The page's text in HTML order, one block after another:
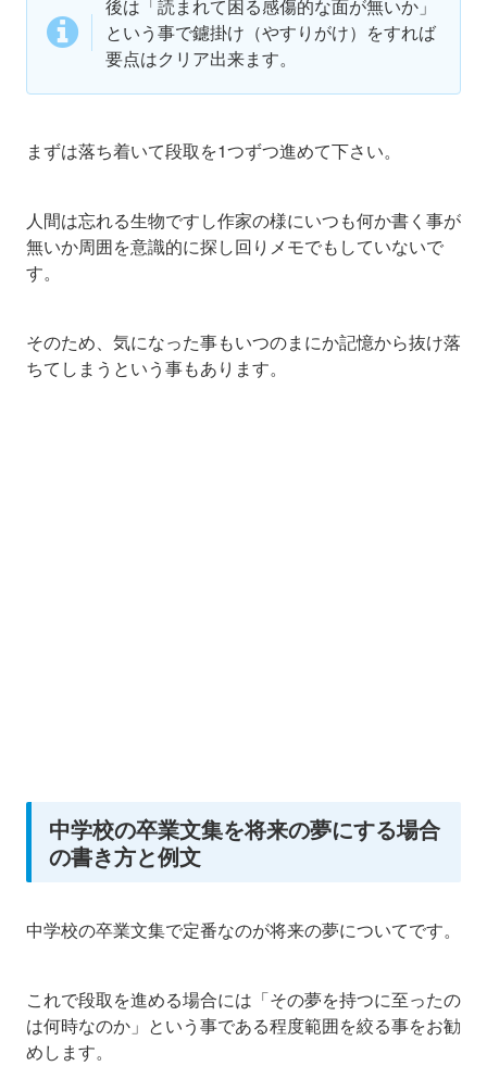
後は「読まれて困る感傷的な面が無いか」
という事で鑢掛け（やすりがけ）をすれば
要点はクリア出来ます。
まずは落ち着いて段取を1つずつ進めて下さい。
人間は忘れる生物ですし作家の様にいつも何か書く事が
無いか周囲を意識的に探し回りメモでもしていないで
す。
そのため、気になった事もいつのまにか記憶から抜け落
ちてしまうという事もあります。
中学校の卒業文集を将来の夢にする場合
の書き方と例文
中学校の卒業文集で定番なのが将来の夢についてです。
これで段取を進める場合には「その夢を持つに至ったの
は何時なのか」という事である程度範囲を絞る事をお勧
めします。